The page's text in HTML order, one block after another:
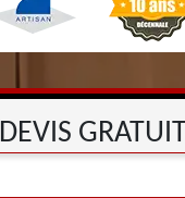
DEVIS GRATUIT